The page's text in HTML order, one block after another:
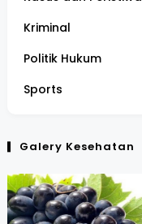
Kriminal
Politik Hukum
Sports
Galery Kesehatan